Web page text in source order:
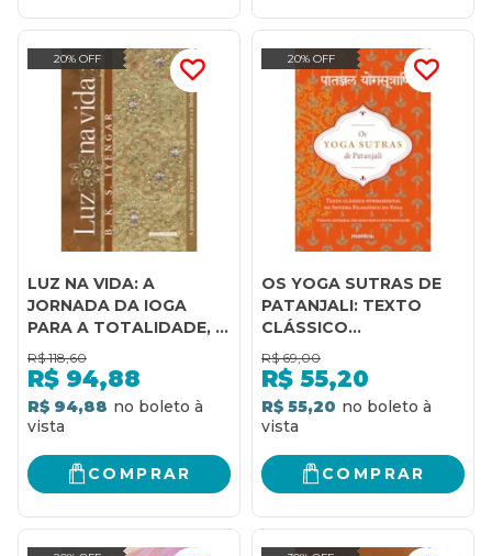
20% OFF
LUZ NA VIDA: A
JORNADA DA IOGA
PARA A TOTALIDADE, A
PAZ INTERIOR E A
LIBERDADE SUPREMA
R$ 118,60
R$ 94,88
R$ 94,88
COMPRAR
20% OFF
OS YOGA SUTRAS DE
PATANJALI: TEXTO
CLÁSSICO
FUNDAMENTAL DO
SISTEMA FILOSÓFICO
DO YOGA
R$ 69,00
R$ 55,20
R$ 55,20
COMPRAR